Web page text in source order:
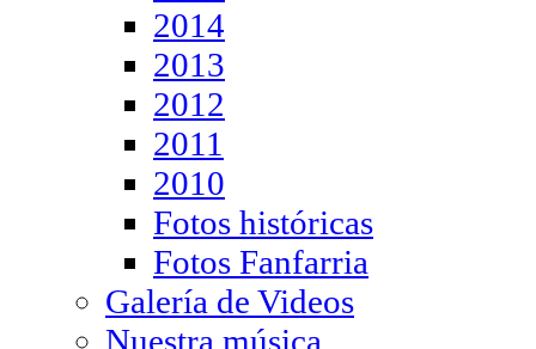
2014
2013
2012
2011
2010
Fotos históricas
Fotos Fanfarria
Galería de Videos
Nuestra música